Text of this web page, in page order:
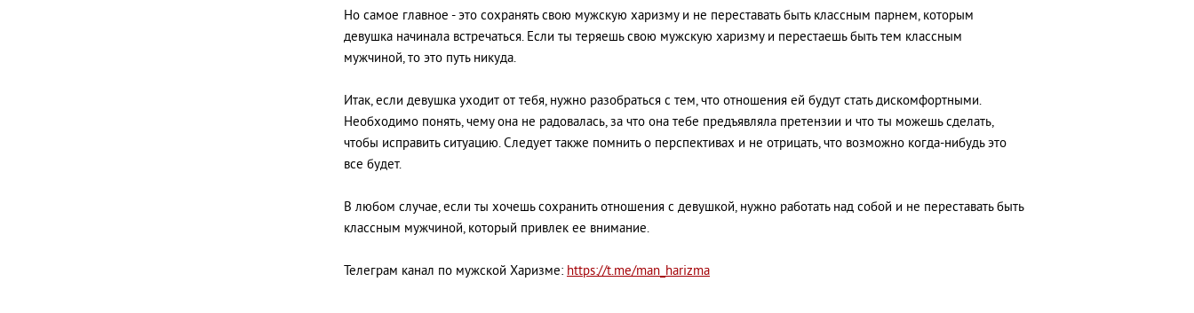
Но самое главное - это сохранять свою мужскую харизму и не переставать быть классным парнем, которым
девушка начинала встречаться. Если ты теряешь свою мужскую харизму и перестаешь быть тем классным
мужчиной, то это путь никуда.
Итак, если девушка уходит от тебя, нужно разобраться с тем, что отношения ей будут стать дискомфортными.
Необходимо понять, чему она не радовалась, за что она тебе предъявляла претензии и что ты можешь сделать,
чтобы исправить ситуацию. Следует также помнить о перспективах и не отрицать, что возможно когда-нибудь это
все будет.
В любом случае, если ты хочешь сохранить отношения с девушкой, нужно работать над собой и не переставать быть
классным мужчиной, который привлек ее внимание.
Телеграм канал по мужской Харизме: https://t.me/man_harizma